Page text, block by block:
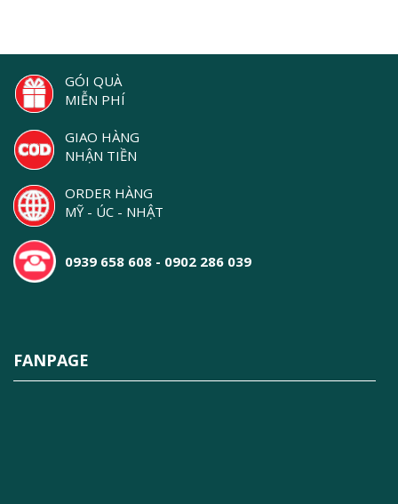
GÓI QUÀ
MIỄN PHÍ
GIAO HÀNG
NHẬN TIỀN
ORDER HÀNG
MỸ - ÚC - NHẬT
0939 658 608 - 0902 286 039
FANPAGE